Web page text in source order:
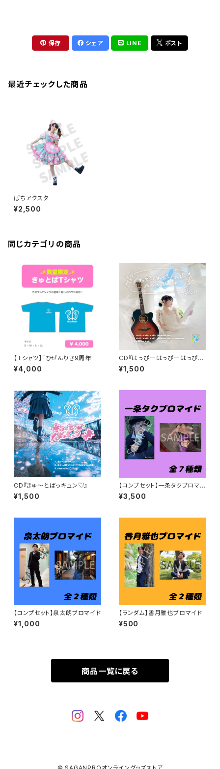
保存 シェア LINE ポスト
最近チェックした商品
ぱちアクスタ
¥2,500
同じカテゴリの商品
【Tシャツ】『ひぜんりさ9周年 き
ゅとばTシャツ』
¥4,000
CD『はっぴーはっぴーはっぴー
(Acoustic Ver.)』
¥1,500
CD『きゅ〜とばっキュン♡』
¥1,500
【コンプセット】一条タクブロマイ
ド
¥3,500
【コンプセット】泉太朗ブロマイド
¥1,000
【ランダム】香月雅也ブロマイド
¥500
商品一覧に戻る